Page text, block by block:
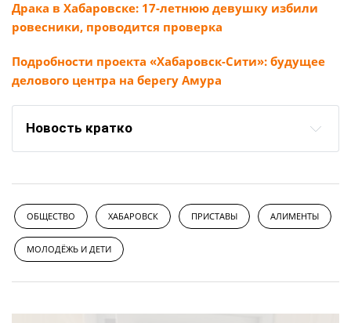
Драка в Хабаровске: 17-летнюю девушку избили
ровесники, проводится проверка
Подробности проекта «Хабаровск-Сити»: будущее
делового центра на берегу Амура
Новость кратко
ОБЩЕСТВО ХАБАРОВСК ПРИСТАВЫ АЛИМЕНТЫ
МОЛОДЁЖЬ И ДЕТИ